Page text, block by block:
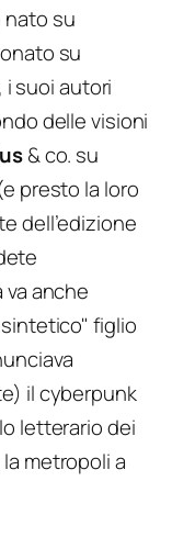
su
su
i suoi autori
delle visioni
& co. su
presto la loro
dell’edizione
va anche
figlio
il cyberpunk
letterario dei
metropoli a